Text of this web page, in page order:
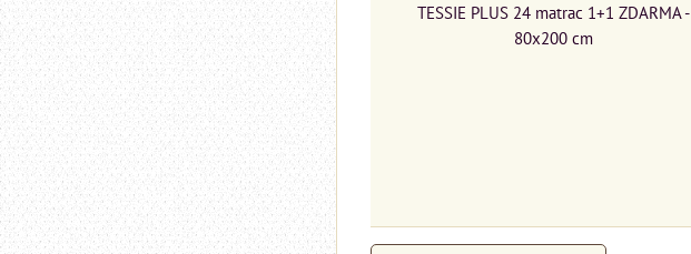
TESSIE PLUS 24 matrac 1+1 ZDARMA -
80x200 cm